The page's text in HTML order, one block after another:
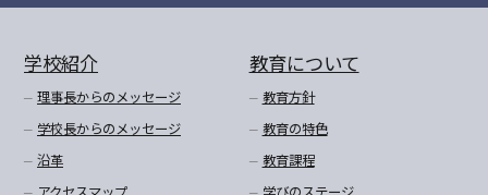
学校紹介
理事長からのメッセージ
学校長からのメッセージ
沿革
教育について
教育方針
教育の特色
教育課程